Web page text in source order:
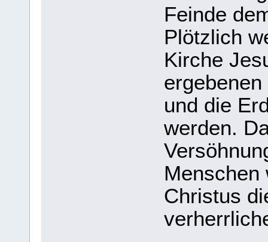
Feinde
Plötzlich
Kirche
und die
werden.
Menschen
Christus